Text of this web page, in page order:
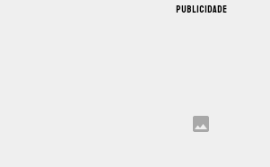
PUBLICIDADE